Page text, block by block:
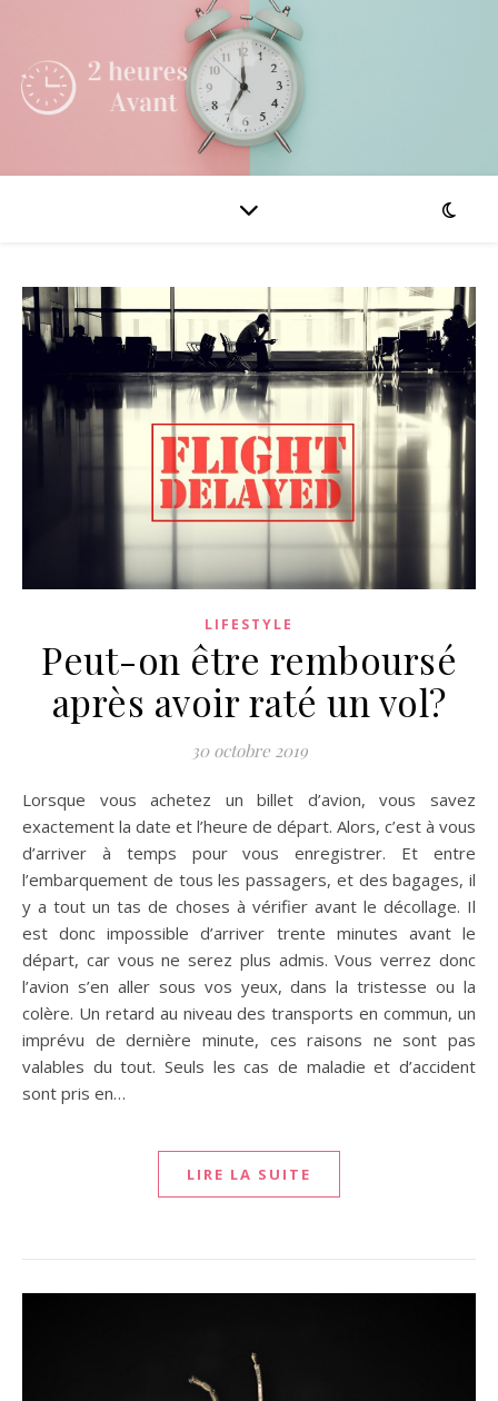
LIFESTYLE
Peut-on être remboursé
après avoir raté un vol?
30 octobre 2019
Lorsque vous achetez un billet d’avion, vous savez
exactement la date et l’heure de départ. Alors, c’est à vous
d’arriver à temps pour vous enregistrer. Et entre
l’embarquement de tous les passagers, et des bagages, il
y a tout un tas de choses à vérifier avant le décollage. Il
est donc impossible d’arriver trente minutes avant le
départ, car vous ne serez plus admis. Vous verrez donc
l’avion s’en aller sous vos yeux, dans la tristesse ou la
colère. Un retard au niveau des transports en commun, un
imprévu de dernière minute, ces raisons ne sont pas
valables du tout. Seuls les cas de maladie et d’accident
sont pris en…
LIRE LA SUITE